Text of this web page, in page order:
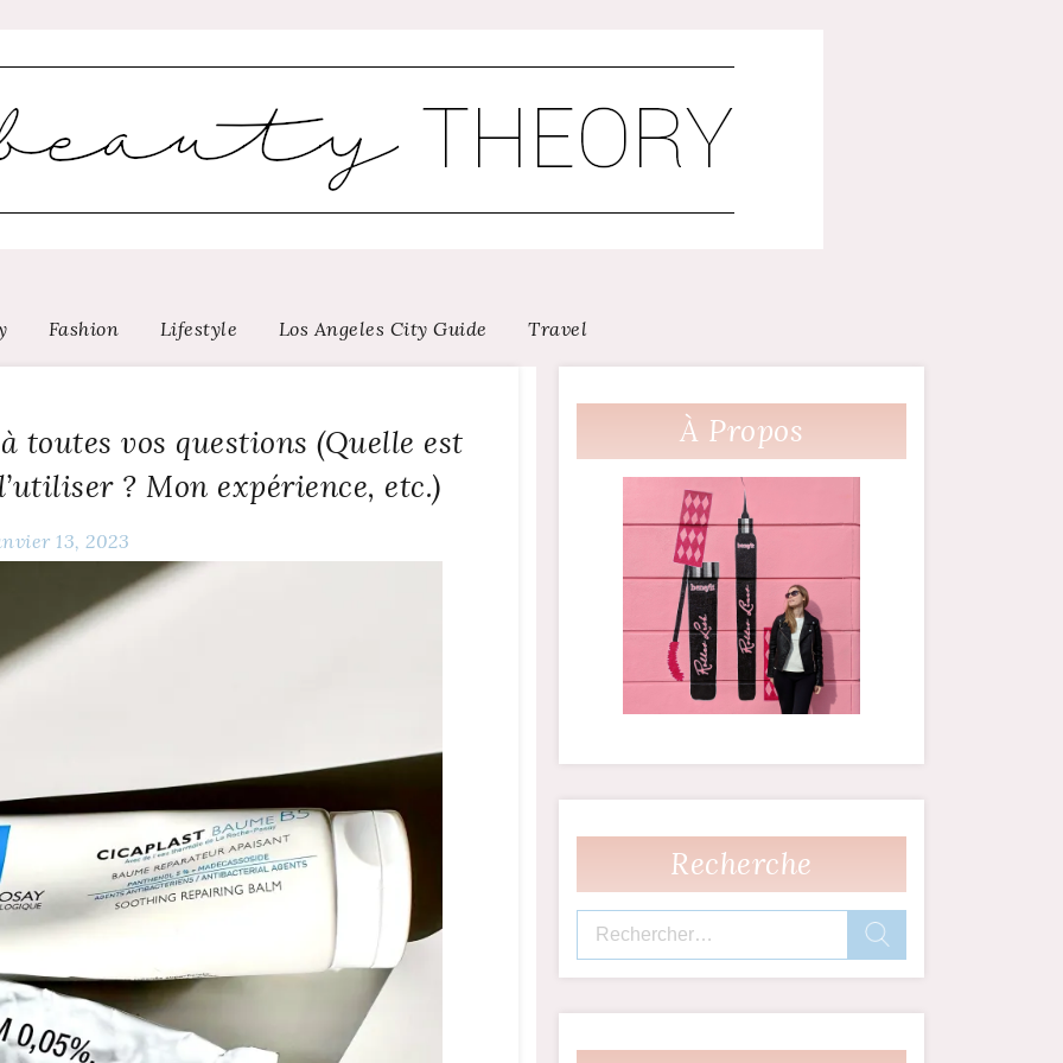
Fashion Lifestyle Los Angeles City Guide Travel
toutes vos questions (Quelle est
? Mon expérience, etc.)
13, 2023
À Propos
Recherche
Rechercher :